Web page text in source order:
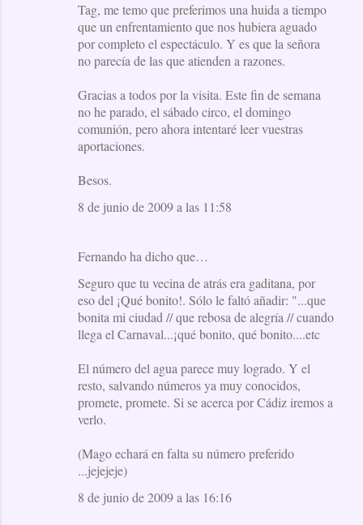
Tag, me temo que preferimos una huida a tiempo
que un enfrentamiento que nos hubiera aguado
por completo el espectáculo. Y es que la señora
no parecía de las que atienden a razones.
Gracias a todos por la visita. Este fin de semana
no he parado, el sábado circo, el domingo
comunión, pero ahora intentaré leer vuestras
aportaciones.
Besos.
8 de junio de 2009 a las 11:58
Fernando ha dicho que…
Seguro que tu vecina de atrás era gaditana, por
eso del ¡Qué bonito!. Sólo le faltó añadir: "...que
bonita mi ciudad // que rebosa de alegría // cuando
llega el Carnaval...¡qué bonito, qué bonito....etc
El número del agua parece muy logrado. Y el
resto, salvando números ya muy conocidos,
promete, promete. Si se acerca por Cádiz iremos a
verlo.
(Mago echará en falta su número preferido
...jejejeje)
8 de junio de 2009 a las 16:16